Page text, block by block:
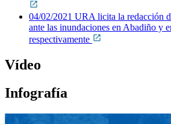
04/02/2021 URA licita la redacción
ante las inundaciones en Abadiño y
respectivamente
Vídeo
Infografía